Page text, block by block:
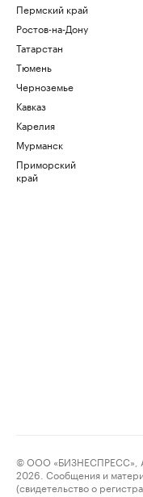
Пермский край
Ростов-на-Дону
Татарстан
Тюмень
Черноземье
Кавказ
Карелия
Мурманск
Приморский
край
© ООО «БИЗНЕСПРЕСС»,
2026. Сообщения и
(свидетельство о